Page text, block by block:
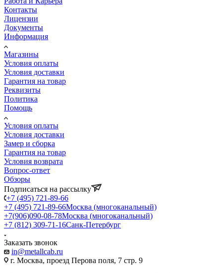
Контакты
Лицензии
Документы
Информация
Магазины
Условия оплаты
Условия доставки
Гарантия на товар
Реквизиты
Политика
Помощь
Условия оплаты
Условия доставки
Замер и сборка
Гарантия на товар
Условия возврата
Вопрос-ответ
Обзоры
Подписаться на рассылку
+7 (495) 721-89-66
+7 (495) 721-89-66Москва (многоканальный)
+7(906)090-08-78Москва (многоканальный)
+7 (812) 309-71-16Санк-Петербург
Заказать звонок
in@metallcab.ru
г. Москва, проезд Перова поля, 7 стр. 9